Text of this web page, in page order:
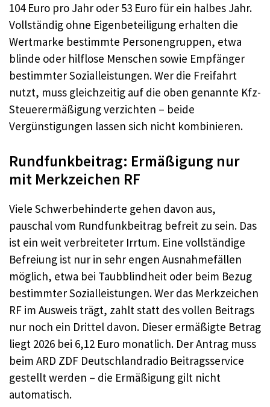
104 Euro pro Jahr oder 53 Euro für ein halbes Jahr.
Vollständig ohne Eigenbeteiligung erhalten die
Wertmarke bestimmte Personengruppen, etwa
blinde oder hilflose Menschen sowie Empfänger
bestimmter Sozialleistungen. Wer die Freifahrt
nutzt, muss gleichzeitig auf die oben genannte Kfz-
Steuerermäßigung verzichten – beide
Vergünstigungen lassen sich nicht kombinieren.
Rundfunkbeitrag: Ermäßigung nur
mit Merkzeichen RF
Viele Schwerbehinderte gehen davon aus,
pauschal vom Rundfunkbeitrag befreit zu sein. Das
ist ein weit verbreiteter Irrtum. Eine vollständige
Befreiung ist nur in sehr engen Ausnahmefällen
möglich, etwa bei Taubblindheit oder beim Bezug
bestimmter Sozialleistungen. Wer das Merkzeichen
RF im Ausweis trägt, zahlt statt des vollen Beitrags
nur noch ein Drittel davon. Dieser ermäßigte Betrag
liegt 2026 bei 6,12 Euro monatlich. Der Antrag muss
beim ARD ZDF Deutschlandradio Beitragsservice
gestellt werden – die Ermäßigung gilt nicht
automatisch.